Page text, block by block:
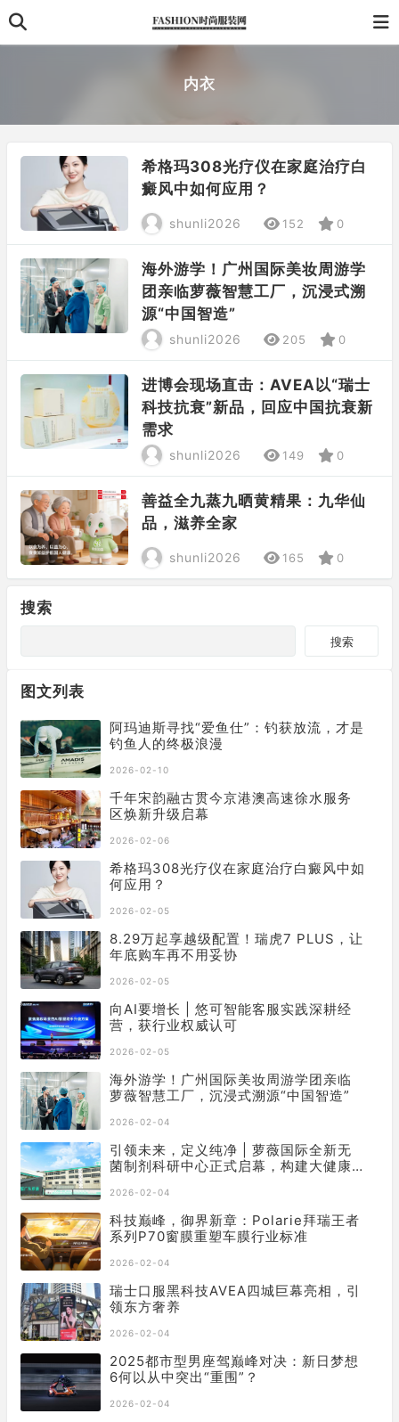
内衣
希格玛​308光疗仪在家庭治疗白
癜风中如何应用？
shunli2026 152 0
海外游学！广州国际美妆周游学
团亲临萝薇智慧工厂，沉浸式溯
源“中国智造”
shunli2026 205 0
进博会现场直击：AVEA以“瑞士
科技抗衰”新品，回应中国抗衰新
需求
shunli2026 149 0
善益全九蒸九晒黄精果：九华仙
品，滋养全家
shunli2026 165 0
搜索
搜索
图文列表
阿玛迪斯寻找“爱鱼仕”：钓获放流，才是
钓鱼人的终极浪漫
2026-02-10
千年宋韵融古贯今京港澳高速徐水服务
区焕新升级启幕
2026-02-06
希格玛​308光疗仪在家庭治疗白癜风中如
何应用？
2026-02-05
8.29万起享越级配置！瑞虎7 PLUS，让
年底购车再不用妥协
2026-02-05
向AI要增长 | 悠可智能客服实践深耕经
营，获行业权威认可
2026-02-05
海外游学！广州国际美妆周游学团亲临
萝薇智慧工厂，沉浸式溯源“中国智造”
2026-02-04
引领未来，定义纯净 | 萝薇国际全新无
菌制剂科研中心正式启幕，构建大健康
2026-02-04
科技巅峰，御界新章：Polarie拜瑞王者
系列P70窗膜重塑车膜行业标准
2026-02-04
瑞士口服黑科技AVEA四城巨幕亮相，引
领东方奢养
2026-02-04
2025都市型男座驾巅峰对决：新日梦想
6何以从中突出“重围”？
2026-02-04